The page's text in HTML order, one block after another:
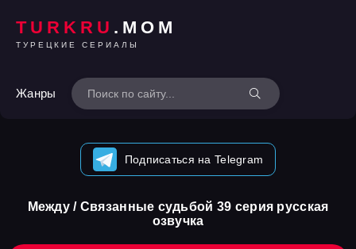
TURKRU .MOM
ТУРЕЦКИЕ СЕРИАЛЫ
Жанры
Подписаться на Telegram
Между / Связанные судьбой 39 серия русская
озвучка